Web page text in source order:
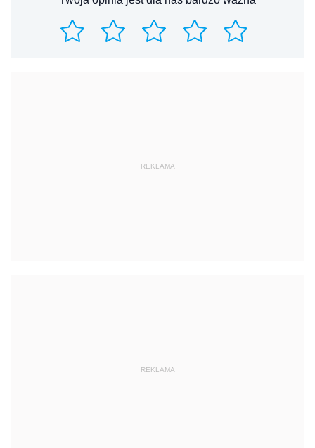
REKLAMA
REKLAMA